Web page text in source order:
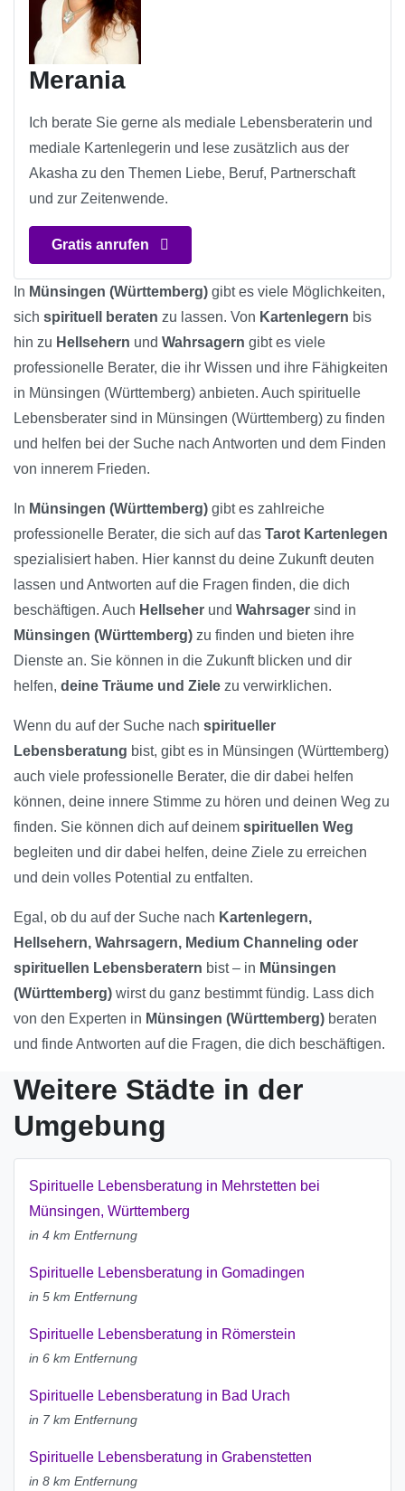
Merania
Ich berate Sie gerne als mediale Lebensberaterin und
mediale Kartenlegerin und lese zusätzlich aus der
Akasha zu den Themen Liebe, Beruf, Partnerschaft
und zur Zeitenwende.
Gratis anrufen
In Münsingen (Württemberg) gibt es viele Möglichkeiten,
sich spirituell beraten zu lassen. Von Kartenlegern bis
hin zu Hellsehern und Wahrsagern gibt es viele
professionelle Berater, die ihr Wissen und ihre Fähigkeiten
in Münsingen (Württemberg) anbieten. Auch spirituelle
Lebensberater sind in Münsingen (Württemberg) zu finden
und helfen bei der Suche nach Antworten und dem Finden
von innerem Frieden.
In Münsingen (Württemberg) gibt es zahlreiche
professionelle Berater, die sich auf das Tarot Kartenlegen
spezialisiert haben. Hier kannst du deine Zukunft deuten
lassen und Antworten auf die Fragen finden, die dich
beschäftigen. Auch Hellseher und Wahrsager sind in
Münsingen (Württemberg) zu finden und bieten ihre
Dienste an. Sie können in die Zukunft blicken und dir
helfen, deine Träume und Ziele zu verwirklichen.
Wenn du auf der Suche nach spiritueller
Lebensberatung bist, gibt es in Münsingen (Württemberg)
auch viele professionelle Berater, die dir dabei helfen
können, deine innere Stimme zu hören und deinen Weg zu
finden. Sie können dich auf deinem spirituellen Weg
begleiten und dir dabei helfen, deine Ziele zu erreichen
und dein volles Potential zu entfalten.
Egal, ob du auf der Suche nach Kartenlegern,
Hellsehern, Wahrsagern, Medium Channeling oder
spirituellen Lebensberatern bist – in Münsingen
(Württemberg) wirst du ganz bestimmt fündig. Lass dich
von den Experten in Münsingen (Württemberg) beraten
und finde Antworten auf die Fragen, die dich beschäftigen.
Weitere Städte in der
Umgebung
Spirituelle Lebensberatung in Mehrstetten bei
Münsingen, Württemberg
in 4 km Entfernung
Spirituelle Lebensberatung in Gomadingen
in 5 km Entfernung
Spirituelle Lebensberatung in Römerstein
in 6 km Entfernung
Spirituelle Lebensberatung in Bad Urach
in 7 km Entfernung
Spirituelle Lebensberatung in Grabenstetten
in 8 km Entfernung